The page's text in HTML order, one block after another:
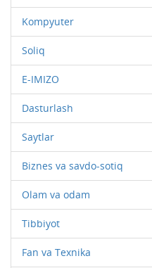
Kompyuter
Soliq
E-IMIZO
Dasturlash
Saytlar
Biznes va savdo-sotiq
Olam va odam
Tibbiyot
Fan va Texnika